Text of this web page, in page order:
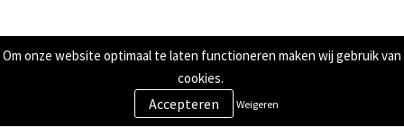
Informatie
Om onze website optimaal te laten functioneren maken wij gebruik van
cookies.
Weigeren